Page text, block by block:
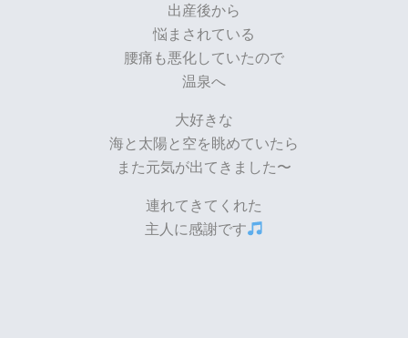
出産後から
悩まされている
腰痛も悪化していたので
温泉へ
大好きな
海と太陽と空を眺めていたら
また元気が出てきました〜
連れてきてくれた
主人に感謝です